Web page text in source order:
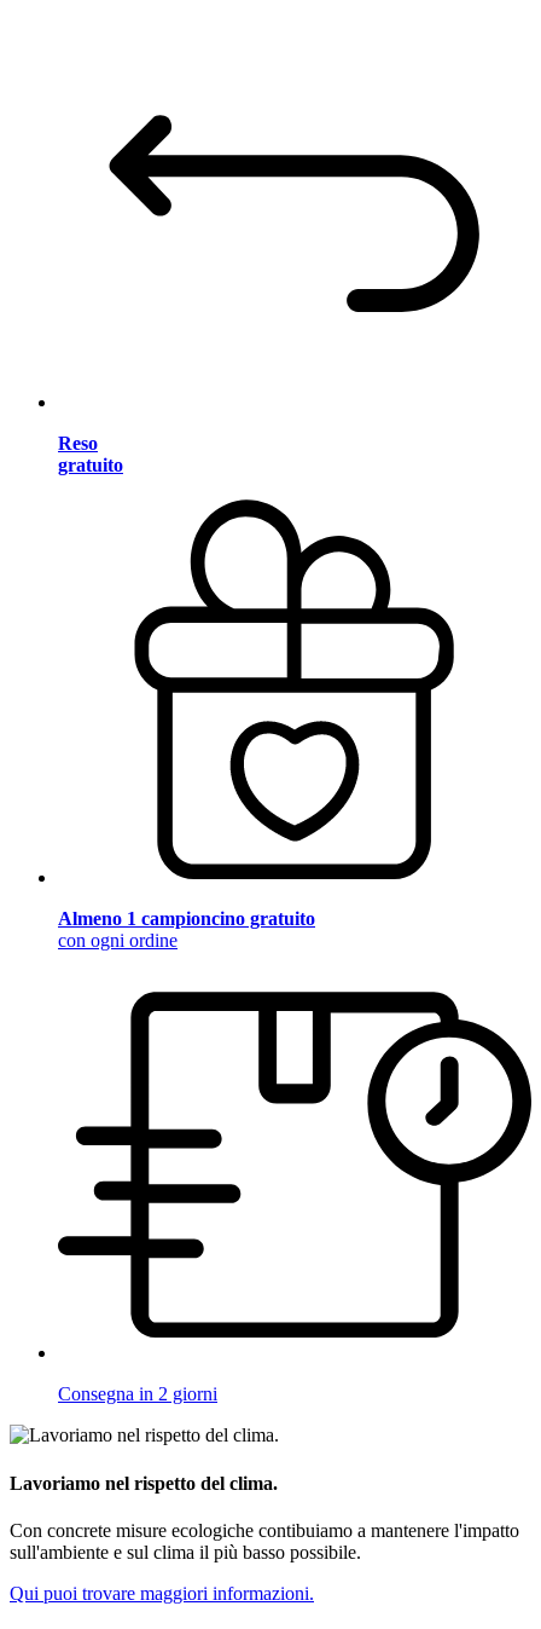
Reso
gratuito
Almeno 1 campioncino gratuito
con ogni ordine
Consegna in 2 giorni
Lavoriamo nel rispetto del clima.
Con concrete misure ecologiche contibuiamo a mantenere l'impatto
sull'ambiente e sul clima il più basso possibile.
Qui puoi trovare maggiori informazioni.